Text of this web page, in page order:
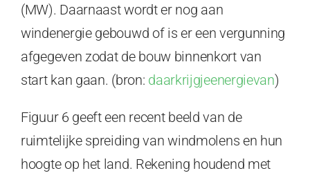
(MW). Daarnaast wordt er nog aan
windenergie gebouwd of is er een vergunning
afgegeven zodat de bouw binnenkort van
start kan gaan. (bron: daarkrijgjeenergievan)
Figuur 6 geeft een recent beeld van de
ruimtelijke spreiding van windmolens en hun
hoogte op het land. Rekening houdend met